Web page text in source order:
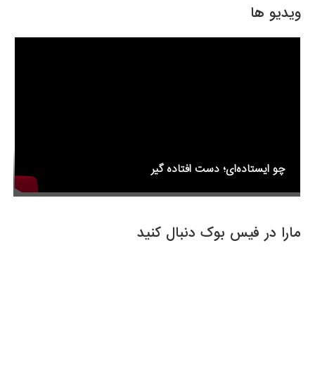
ویدیو ها
چو ایستاده‌ای؛ دست افتاده گیر
مارا در فیس بوک دنبال کنید
o
o